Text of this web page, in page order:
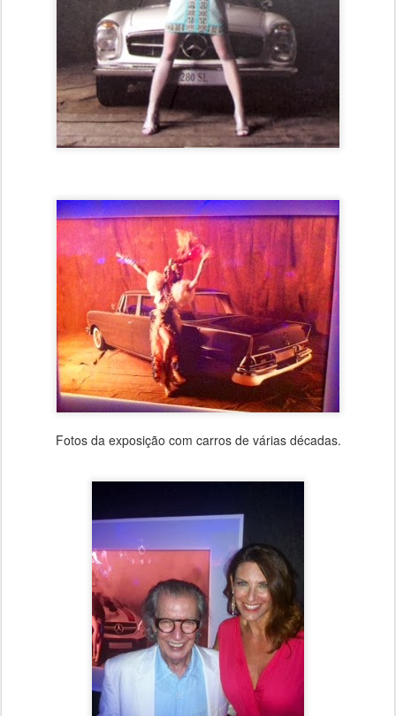
Fotos da exposição com carros de várias décadas.